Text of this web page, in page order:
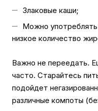
Злаковые каши;
Можно
низкое количество
Важно не переедать.
часто. Старайтесь
подойдет
различные компоты